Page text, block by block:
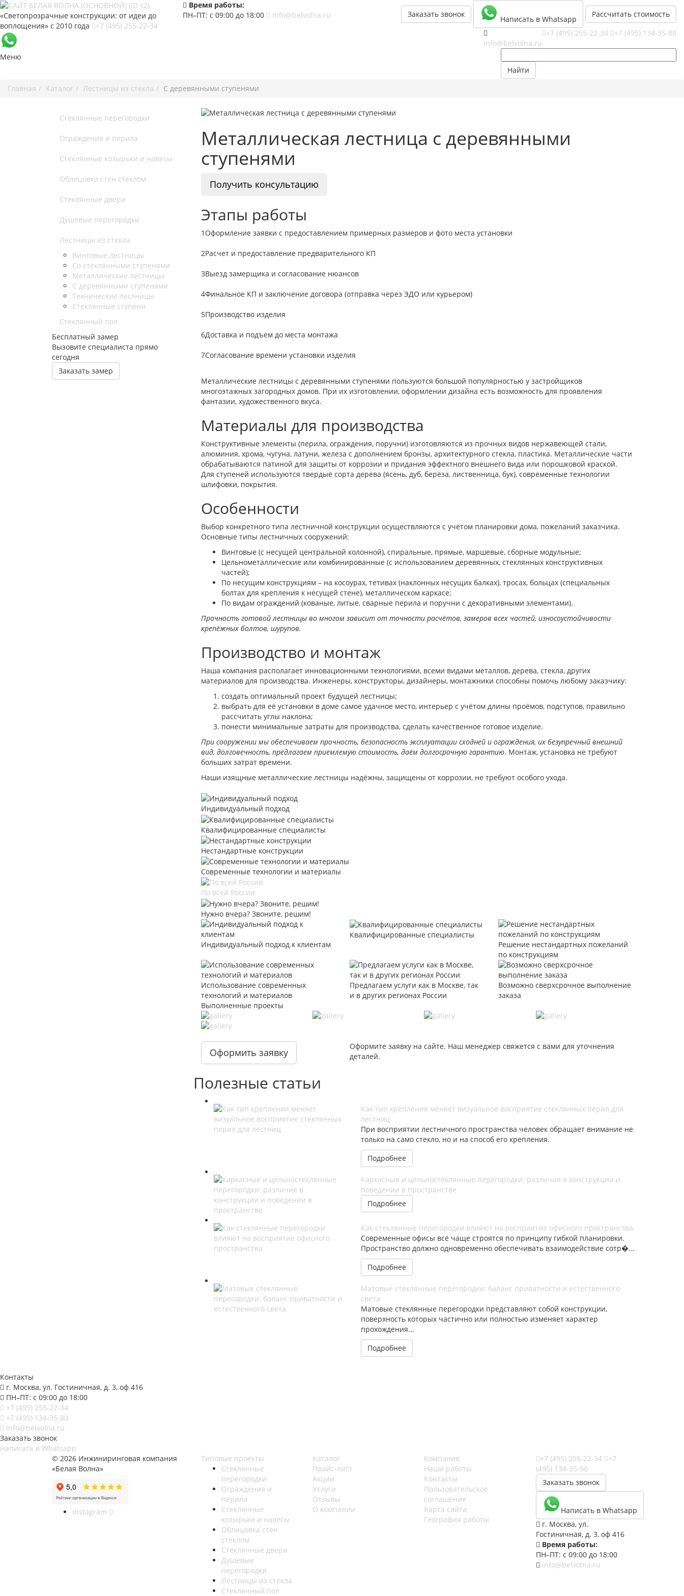
«Светопрозрачные конструкции: от идеи до
воплощения» с 2010 года
+7 (495) 255-22-34
Меню
Время работы:
ПН–ПТ: с 09:00 до 18:00
info@belvolna.ru Заказать звонок
Написать в Whatsapp
Рассчитать стоимость
+7 (495) 255-22-34
+7 (495) 134-35-80
info@belvolna.ru
Найти
Главная
Каталог Лестницы из стекла С деревянными ступенями
Cтеклянные перегородки
Ограждения и перила
Стеклянные козырьки и навесы
Облицовка стен стеклом
Стеклянные двери
Душевые перегородки
Лестницы из стекла
Винтовые лестницы
Со стеклянными ступенями
Металлические лестницы
С деревянными ступенями
Технические лестницы
Стеклянные ступени
Стеклянный пол
Бесплатный замер
Вызовите специалиста прямо
сегодня
Заказать замер
Металлическая лестница с деревянными
ступенями
Получить консультацию
Этапы работы
1 Оформление заявки с предоставлением примерных размеров и фото места установки
2Расчет и предоставление предварительного КП
3Выезд замерщика и согласование нюансов
4Финальное КП и заключение договора (отправка через ЭДО или курьером)
5Производство изделия
6Доставка и подъем до места монтажа
7Согласование времени установки изделия
Металлические лестницы с деревянными ступенями пользуются большой популярностью у застройщиков
многоэтажных загородных домов. При их изготовлении, оформлении дизайна есть возможность для проявления
фантазии, художественного вкуса.
Материалы для производства
Конструктивные элементы (перила, ограждения, поручни) изготовляются из прочных видов нержавеющей стали,
алюминия, хрома, чугуна, латуни, железа с дополнением бронзы, архитектурного стекла, пластика. Металлические части
обрабатываются патиной для защиты от коррозии и придания эффектного внешнего вида или порошковой краской.
Для ступеней используются твердыё сорта дерева (ясень, дуб, берёза, лиственница, бук), современные технологии
шлифовки, покрытия.
Особенности
Выбор конкретного типа лестничной конструкции осуществляются с учётом планировки дома, пожеланий заказчика.
Основные типы лестничных сооружений:
Винтовые (с несущей центральной колонной), спиральные, прямые, маршевые, сборные модульные;
Цельнометаллические или комбинированные (с использованием деревянных, стеклянных конструктивных
частей);
По несущим конструкциям – на косоурах, тетивах (наклонных несущих балках), тросах, больцах (специальных
болтах для крепления к несущей стене), металлическом каркасе;
По видам ограждений (кованые, литые, сварные перила и поручни с декоративными элементами).
Прочность готовой лестницы во многом зависит от точности расчётов, замеров всех частей, износоустойчивости
крепёжных болтов, шурупов.
Производство и монтаж
Наша компания располагает инновационными технологиями, всеми видами металлов, дерева, стекла, других
материалов для производства. Инженеры, конструкторы, дизайнеры, монтажники способны помочь любому заказчику:
создать оптимальный проект будущей лестницы;
выбрать для её установки в доме самое удачное место, интерьер с учётом длины проёмов, подступов, правильно
рассчитать углы наклона;
понести минимальные затраты для производства, сделать качественное готовое изделие.
При сооружении мы обеспечиваем прочность, безопасность эксплуатации сходней и ограждения, их безупречный внешний
вид, долговечность, предлагаем приемлемую стоимость, даём долгосрочную гарантию. Монтаж, установка не требуют
больших затрат времени.
Наши изящные металлические лестницы надёжны, защищены от коррозии, не требуют особого ухода.
Индивидуальный подход
Квалифицированные специалисты
Нестандартные конструкции
Современные технологии и материалы
По всей России
Нужно вчера? Звоните, решим!
Индивидуальный подход к клиентам
Квалифицированные специалисты
Решение нестандартных пожеланий
по конструкциям
Использование современных
технологий и материалов
Предлагаем услуги как в Москве, так
и в других регионах России
Возможно сверхсрочное выполнение
заказа
Выполненные проекты
Оформить заявку
Оформите заявку на сайте. Наш менеджер свяжется с вами для уточнения
деталей.
Полезные статьи
Как тип крепления меняет визуальное восприятие стеклянных перил для
лестниц
При восприятии лестничного пространства человек обращает внимание не
только на само стекло, но и на способ его крепления.
Подробнее
Каркасные и цельностеклянные перегородки: различия в конструкции и
поведении в пространстве
Подробнее
Как стеклянные перегородки влияют на восприятие офисного пространства
Современные офисы всё чаще строятся по принципу гибкой планировки.
Пространство должно одновременно обеспечивать взаимодействие сотр�...
Подробнее
Матовые стеклянные перегородки: баланс приватности и естественного
света
Матовые стеклянные перегородки представляют собой конструкции,
поверхность которых частично или полностью изменяет характер
прохождения...
Подробнее
Контакты
г. Москва, ул. Гостиничная, д. 3, оф 416
ПН–ПТ: с 09:00 до 18:00
+7 (495) 255-22-34
+7 (495) 134-35-80
info@belvolna.ru
Заказать звонок
Написать в Whatsapp
© 2026 Инжиниринговая компания
«Белая Волна»
Instagram
Типовые проекты
Cтеклянные
перегородки
Ограждения и
перила
Стеклянные
козырьки и навесы
Облицовка стен
стеклом
Стеклянные двери
Душевые
перегородки
Лестницы из стекла
Стеклянный пол
Каталог
Прайс-лист
Акции
Услуги
Отзывы
О компании
Компания
Наши работы
Контакты
Пользовательское
соглашение
Карта сайта
География работы
+7 (495) 255-22-34
+7
(495) 134-35-80
Заказать звонок
Написать в Whatsapp
г. Москва, ул.
Гостиничная, д. 3, оф 416
Время работы:
ПН–ПТ: с 09:00 до 18:00
info@belvolna.ru